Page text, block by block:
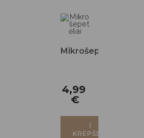
Mikrošepetėliai
4,99
€
Į
KREPŠELĮ